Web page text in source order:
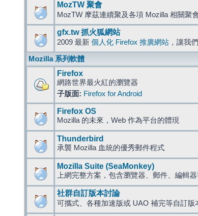
MozTW 聚會
MozTW 摩茲連續聚及各項 Mozilla 相關聚
gfx.tw 抓火狐網站
2009 最新 個人化 Firefox 推廣網站 ，讓我
Mozilla 系列軟體
Firefox
網路世界最火紅的瀏覽器
子版面: Firefox for Android
Firefox OS
Mozilla 的未來，Web 作為平台的體現
Thunderbird
承襲 Mozilla 血統的優秀郵件程式
Mozilla Suite (SeaMonkey)
上網完整方案，包含瀏覽器、郵件、編輯器
社群自訂版本討論
可攜式、各種加速版或 UAO 補完等自訂版